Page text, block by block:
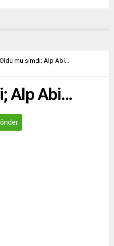
Oldu mu şimdi; Alp Abi…
Alp Abi…